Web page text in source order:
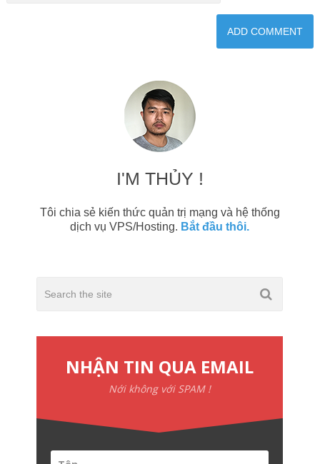
I'M THỦY !
Tôi chia sẻ kiến thức quản trị mạng và hệ thống
dịch vụ VPS/Hosting. Bắt đầu thôi.
NHẬN TIN QUA EMAIL
Nới không với SPAM !